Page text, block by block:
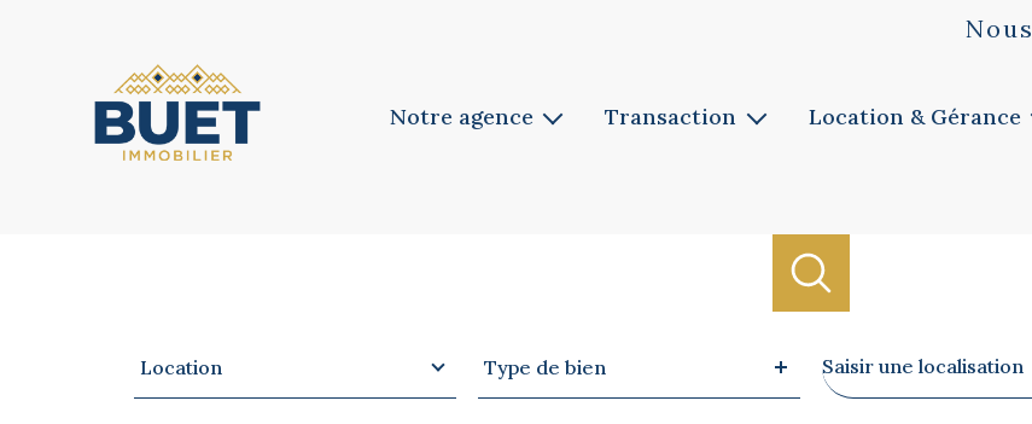
Nous
Notre agence Transaction Location & Gérance
RECHERCHE
d'offre
Location
de
bien
Type de bien